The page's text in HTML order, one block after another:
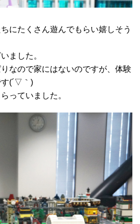
にたくさん遊んでもらい嬉しそう
ました。
なので家にはないのですが、体験
す(´▽｀)
っていました。